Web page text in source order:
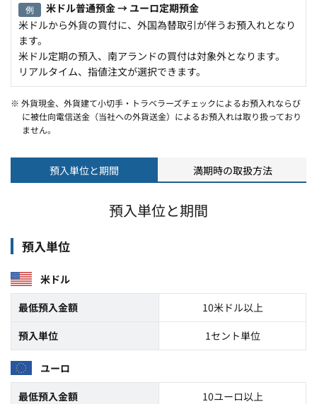
例
米ドル普通預金 → ユーロ定期預金
米ドルから外貨の買付に、外国為替取引が伴うお預入れとなり
ます。
米ドル定期の預入、南アランドの買付は対象外となります。
リアルタイム、指値注文が選択できます。
※ 外貨現金、外貨建て小切手・トラベラーズチェックによるお預入れならび
に被仕向電信送金（当社への外貨送金）によるお預入れは取り扱っており
ません。
預入単位と期間 満期時の取扱方法
預入単位と期間
預入単位
米ドル
最低預入金額
10米ドル以上
預入単位
1セント単位
ユーロ
最低預入金額
10ユーロ以上